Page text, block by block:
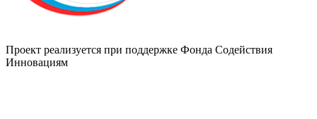
Проект реализуется при поддержке Фонда Содействия
Инновациям